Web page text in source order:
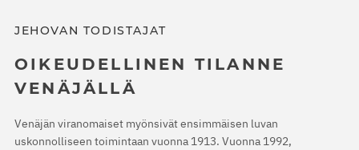
JEHOVAN TODISTAJAT
OIKEUDELLINEN TILANNE
VENÄJÄLLÄ
Venäjän viranomaiset myönsivät ensimmäisen luvan
uskonnolliseen toimintaan vuonna 1913. Vuonna 1992,